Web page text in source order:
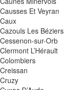
Causses Et Veyran
Caux
Cazouls Les Béziers
Cessenon-sur-Orb
Clermont L’Hérault
Colombiers
Creissan
Cruzy